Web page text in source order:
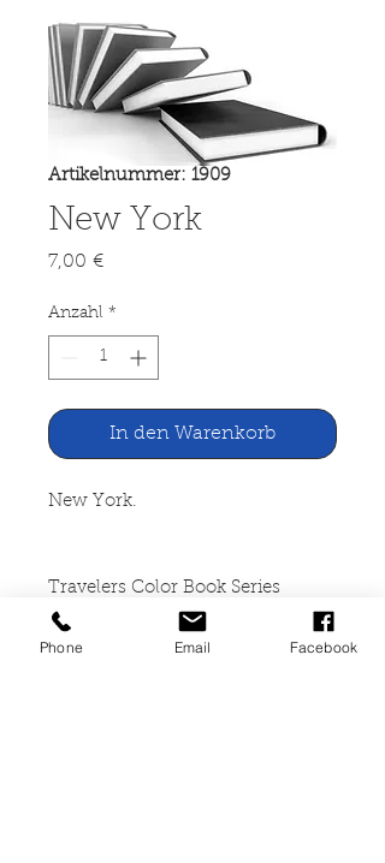
Artikelnummer: 1909
New York
7,00 €Preis
Anzahl *
In den Warenkorb
New York.
Travelers Color Book Series
Phone Email Facebook